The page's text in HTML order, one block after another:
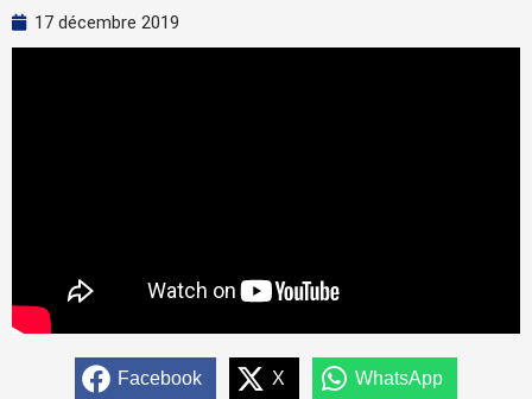
17 décembre 2019
Facebook X WhatsApp